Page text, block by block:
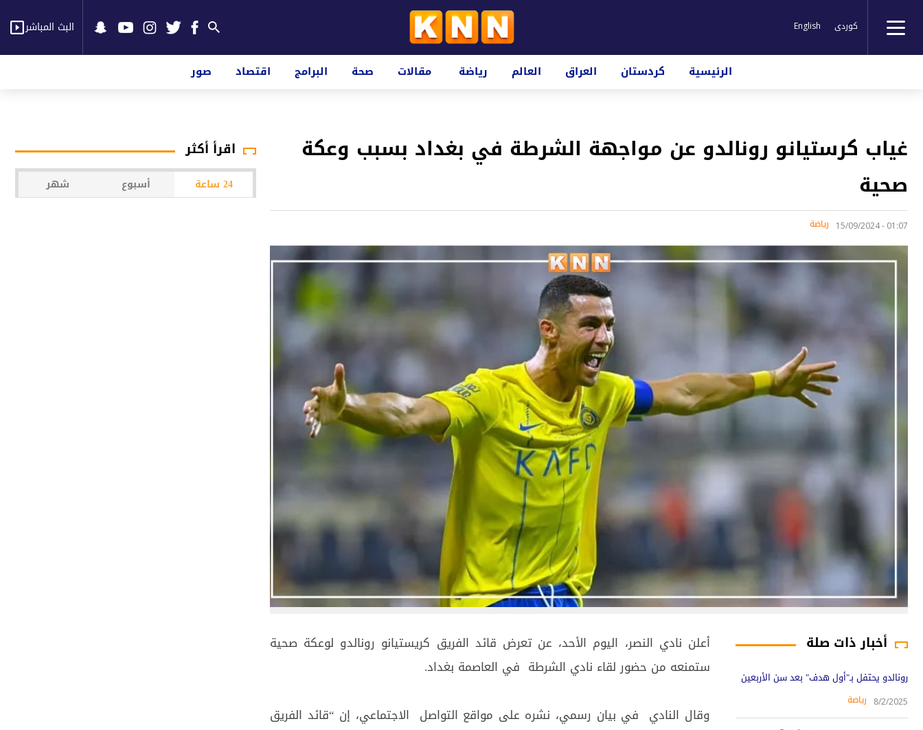
کوردی English البث المباشر
الرئيسية كردستان العراق العالم رياضة مقالات صحة البرامج اقتصاد صور
غياب كرستيانو رونالدو عن مواجهة الشرطة في بغداد بسبب وعكة
صحية
01:07 - 15/09/2024 رياضة
أخبار ذات صلة
رونالدو يحتفل بـ"أول هدف" بعد سن الأربعين
8/2/2025 رياضة
أعلن نادي النصر، اليوم الأحد، عن تعرض قائد الفريق كريستيانو رونالدو لوعكة صحية
ستمنعه من حضور لقاء نادي الشرطة في العاصمة بغداد.
وقال النادي في بيان رسمي، نشره على مواقع التواصل الاجتماعي، إن “قائد الفريق
اقرأ أكثر
24 ساعة أسبوع شهر